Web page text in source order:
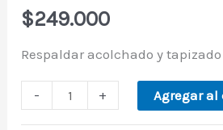
$249.000
Respaldar acolchado y
- + Agregar al